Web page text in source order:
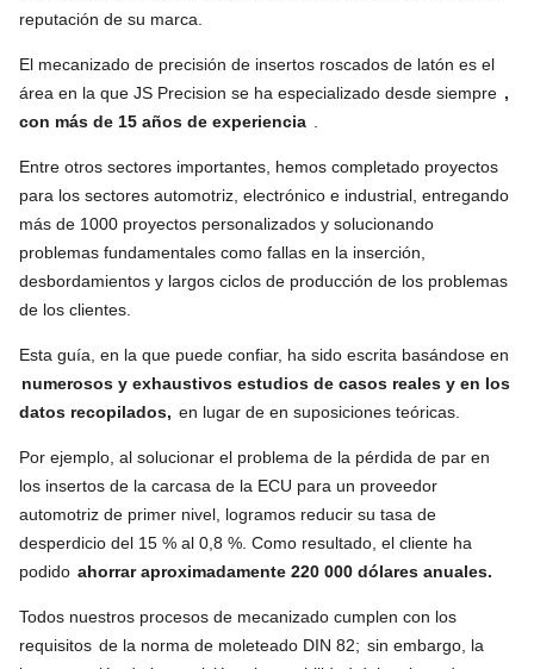
reputación de su marca.
El mecanizado de precisión de insertos roscados de latón es el
área en la que JS Precision se ha especializado desde siempre ,
con más de 15 años de experiencia
Entre otros sectores importantes, hemos completado proyectos
para los sectores automotriz, electrónico e industrial, entregando
más de 1000 proyectos personalizados y solucionando
problemas fundamentales como fallas en la inserción,
desbordamientos y largos ciclos de producción de los problemas
de los clientes.
Esta guía, en la que puede confiar, ha sido escrita basándose en
numerosos y exhaustivos estudios de casos reales y en los
datos recopilados, en lugar de en suposiciones teóricas.
Por ejemplo, al solucionar el problema de la pérdida de par en
los insertos de la carcasa de la ECU para un proveedor
automotriz de primer nivel, logramos reducir su tasa de
desperdicio del 15 % al 0,8 %. Como resultado, el cliente ha
podido ahorrar aproximadamente 220 000 dólares anuales.
Todos nuestros procesos de mecanizado cumplen con los
requisitos de la norma de moleteado DIN 82; sin embargo, la